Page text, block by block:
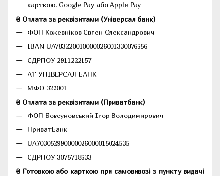
карткою, Google Pay або Apple Pay
₴ Оплата за реквізитами (Універсал банк)
ФОП Кожевніков Євген Олександрович
IBAN UA783220010000026001330076656
ЄДРПОУ 2911222157
АТ УНІВЕРСАЛ БАНК
МФО 322001
₴ Оплата за реквізитами (Приватбанк)
ФОП Бовсуновський Ігор Володимирович
ПриватБанк
UA703052990000026000015024535
ЄДРПОУ 3075718633
₴ Готовкою або карткою при самовивозі з пункту видачі